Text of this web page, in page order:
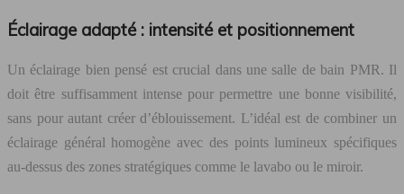
Éclairage adapté : intensité et positionnement
Un éclairage bien pensé est crucial dans une salle de bain PMR. Il
doit être suffisamment intense pour permettre une bonne visibilité,
sans pour autant créer d’éblouissement. L’idéal est de combiner un
éclairage général homogène avec des points lumineux spécifiques
au-dessus des zones stratégiques comme le lavabo ou le miroir.